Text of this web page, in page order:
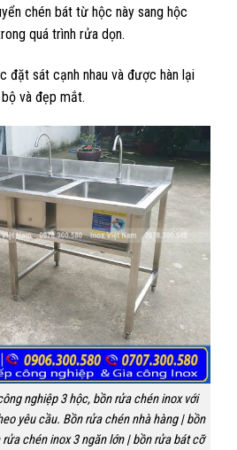
chén bát từ hộc này sang hộc
quá trình rửa dọn.
đặt sát cạnh nhau và được hàn lại
và đẹp mắt.
nghiệp 3 hộc, bồn rửa chén inox với
yêu cầu. Bồn rửa chén nhà hàng | bồn
chén inox 3 ngăn lớn | bồn rửa bát cỡ